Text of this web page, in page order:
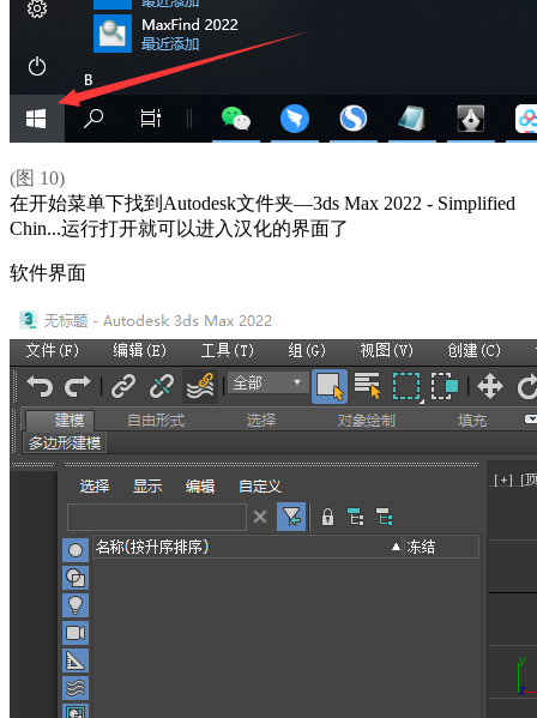
(图 10)
在开始菜单下找到Autodesk文件夹—3ds Max 2022 - Simplified
Chin...运行打开就可以进入汉化的界面了
软件界面